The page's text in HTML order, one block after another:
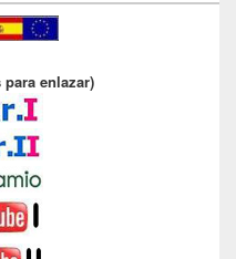
enlazar)